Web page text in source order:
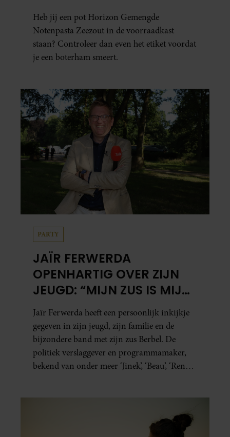
Heb jij een pot Horizon Gemengde
Notenpasta Zeezout in de voorraadkast
staan? Controleer dan even het etiket voordat
je een boterham smeert.
PARTY
JAÏR FERWERDA
OPENHARTIG OVER ZIJN
JEUGD: “MIJN ZUS IS MIJN
MORELE KOMPAS”
Jaïr Ferwerda heeft een persoonlijk inkijkje
gegeven in zijn jeugd, zijn familie en de
bijzondere band met zijn zus Berbel. De
politiek verslaggever en programmamaker,
bekend van onder meer ‘Jinek’, ‘Beau’, ‘Renze’,